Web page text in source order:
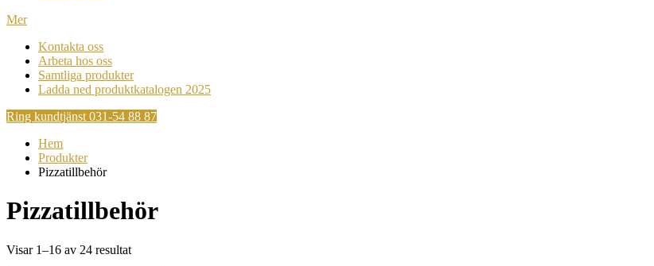
Mer
Kontakta oss
Arbeta hos oss
Samtliga produkter
Ladda ned produktkatalogen 2025
Ring kundtjänst 031-54 88 87
Hem
Produkter
Pizzatillbehör
Pizzatillbehör
Visar 1–16 av 24 resultat